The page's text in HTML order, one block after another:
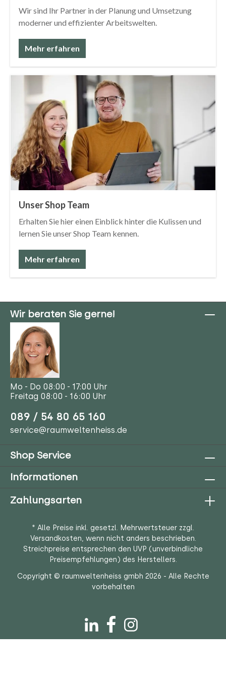
Wir sind Ihr Partner in der Planung und Umsetzung
moderner und effizienter Arbeitswelten.
Mehr erfahren
Unser Shop Team
Erhalten Sie hier einen Einblick hinter die Kulissen und
lernen Sie unser Shop Team kennen.
Mehr erfahren
Wir beraten Sie gerne!
Mo - Do 08:00 - 17:00 Uhr
Freitag 08:00 - 16:00 Uhr
089 / 54 80 65 160
service@raumweltenheiss.de
Shop Service
Informationen
Zahlungsarten
* Alle Preise inkl. gesetzl. Mehrwertsteuer zzgl.
Versandkosten, wenn nicht anders beschrieben.
Streichpreise entsprechen den UVP (unverbindliche
Preisempfehlungen) des Herstellers.
Copyright © raumweltenheiss gmbh 2026 - Alle Rechte
vorbehalten